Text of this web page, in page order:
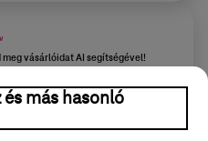
meg vásárlóidat AI segítségével!
és más hasonló